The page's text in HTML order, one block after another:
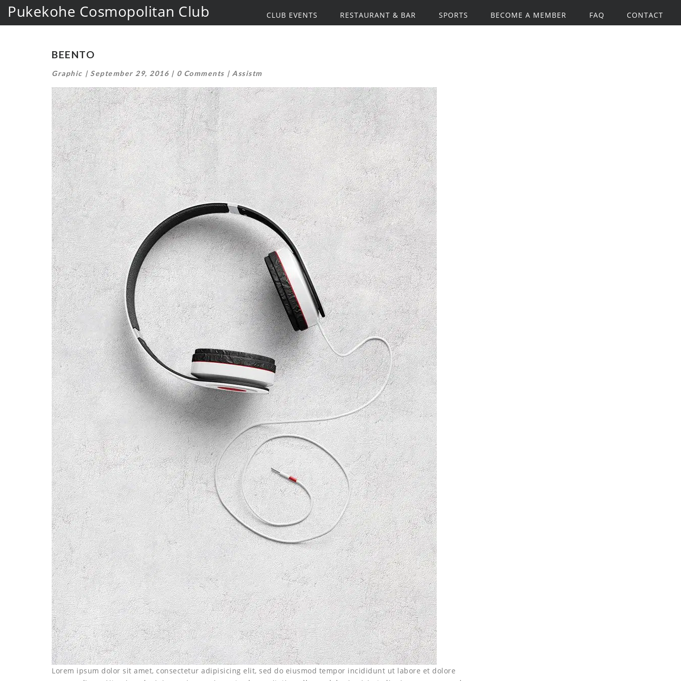
Pukekohe Cosmopolitan Club CLUB EVENTS RESTAURANT & BAR SPORTS BECOME A MEMBER FAQ CONTACT
BEENTO
Graphic September 29, 2016 0 Comments Assistm
Lorem ipsum dolor sit amet, consectetur adipisicing elit, sed do eiusmod tempor incididunt ut labore et dolore